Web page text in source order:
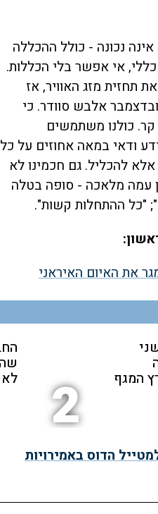
נכונה - כולל ההכללה
אי אפשר בלי הכללות.
תחזית מזג האוויר, אז
אלבש סוודר. כי
כולנו משתמשים
ודאי במאה אחוזים על כל
אלא להכליל. גם חכמינו לא
עמה מלאכה - סופה בטלה
"כל ההתחלות קשות".
את האיום האיראני
המגף 2
הדוס באמירויות